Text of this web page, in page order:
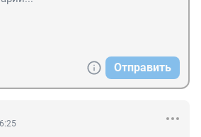
Отправить